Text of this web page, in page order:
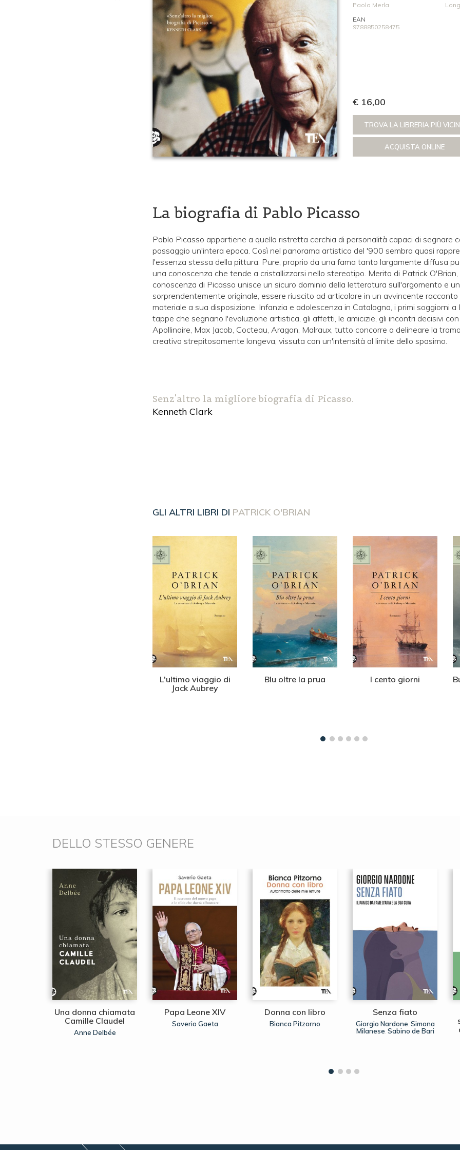
€ 16,00
TROVA LA LIBRERIA PIÙ
ACQUISTA ONLINE
Paola Merla
EAN
9788850258475
La biografia di Pablo Picasso
Pablo Picasso appartiene a quella ristretta cerchia di personalità capaci di segnare
passaggio un'intera epoca. Così nel panorama artistico del '900 sembra quasi
l'essenza stessa della pittura. Pure, proprio da una fama tanto largamente diffusa
una conoscenza che tende a cristallizzarsi nello stereotipo. Merito di Patrick
conoscenza di Picasso unisce un sicuro dominio della letteratura sull'argomento e
sorprendentemente originale, essere riuscito ad articolare in un avvincente
materiale a sua disposizione. Infanzia e adolescenza in Catalogna, i primi soggiorni a
tappe che segnano l'evoluzione artistica, gli affetti, le amicizie, gli incontri decisivi
Apollinaire, Max Jacob, Cocteau, Aragon, Malraux, tutto concorre a delineare la
creativa strepitosamente longeva, vissuta con un'intensità al limite dello spasimo.
Senz'altro la migliore biografia di Picasso.
Kenneth Clark
GLI ALTRI LIBRI DI PATRICK O'BRIAN
L'ultimo viaggio di
Jack Aubrey
Blu oltre la prua I cento giorni
DELLO STESSO GENERE
Una donna chiamata
Camille Claudel
Anne Delbée
Papa Leone XIV
Saverio Gaeta
Donna con libro
Bianca Pitzorno
Senza fiato
Giorgio Nardone, Simona
Milanese, Sabino de Bari